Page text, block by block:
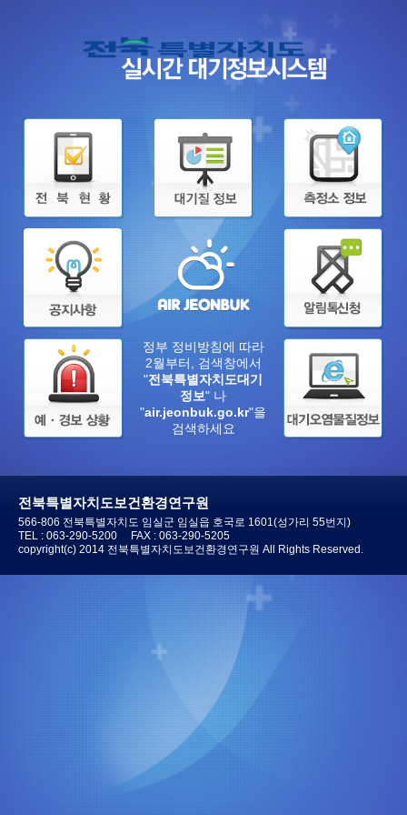
정부 정비방침에 따라
2월부터, 검색창에서
"전북특별자치도대기
정보" 나
"air.jeonbuk.go.kr"을
검색하세요
전북특별자치도보건환경연구원
566-806 전북특별자치도 임실군 임실읍 호국로 1601(성가리 55번지)
TEL : 063-290-5200 FAX : 063-290-5205
copyright(c) 2014 전북특별자치도보건환경연구원 All Rights Reserved.